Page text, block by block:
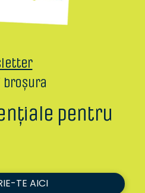
broșura
pentru
TE AICI